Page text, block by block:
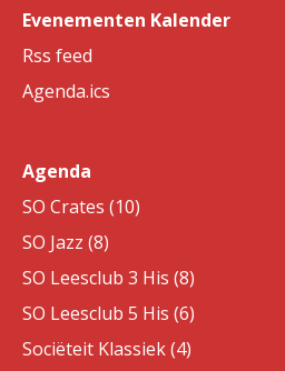
Evenementen Kalender
Rss feed
Agenda.ics
Agenda
SO Crates (10)
SO Jazz (8)
SO Leesclub 3 His (8)
SO Leesclub 5 His (6)
Sociëteit Klassiek (4)